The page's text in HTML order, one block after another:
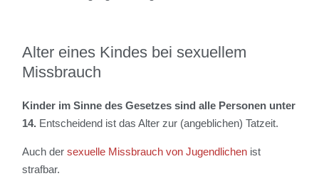
Alter eines Kindes bei sexuellem
Missbrauch
Kinder im Sinne des Gesetzes sind alle Personen unter
14. Entscheidend ist das Alter zur (angeblichen) Tatzeit.
Auch dersexuelle Missbrauch von Jugendlichen ist
strafbar.